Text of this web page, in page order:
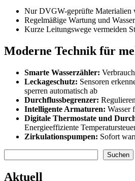
Nur DVGW-geprüfte Materialien
Regelmäßige Wartung und
Kurze Leitungswege vermeiden
Moderne Technik für
Smarte Wasserzähler:
Leckageschutz: Sensoren
sperren automatisch ab
Durchflussbegrenzer:
Intelligente Armaturen: Wasser
Digitale Thermostate und
Energieeffiziente
Zirkulationspumpen: Sofort
Suchen
Aktuell